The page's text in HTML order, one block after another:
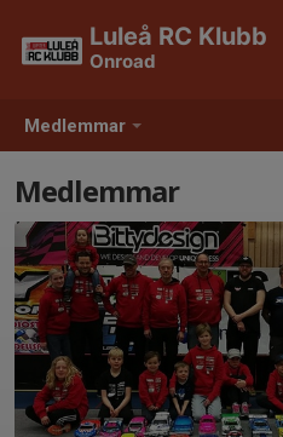
Medlemmar
Luleå RC Klubb
Onroad
Medlemmar